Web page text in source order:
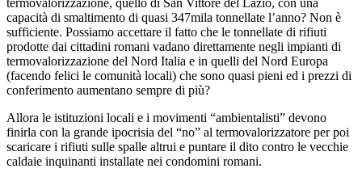
capacità di smaltimento di quasi 347mila tonnellate l’anno? Non è
sufficiente. Possiamo accettare il fatto che le tonnellate di rifiuti
prodotte dai cittadini romani vadano direttamente negli impianti di
termovalorizzazione del Nord Italia e in quelli del Nord Europa
(facendo felici le comunità locali) che sono quasi pieni ed i prezzi di
conferimento aumentano sempre di più?
Allora le istituzioni locali e i movimenti “ambientalisti” devono
finirla con la grande ipocrisia del “no” al termovalorizzatore per poi
scaricare i rifiuti sulle spalle altrui e puntare il dito contro le vecchie
caldaie inquinanti installate nei condomini romani.